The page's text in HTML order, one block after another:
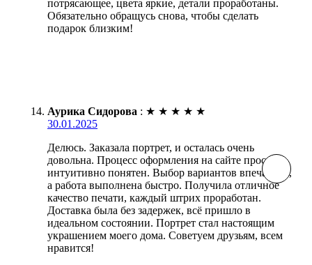
потрясающее, цвета яркие, детали проработаны.
Обязательно обращусь снова, чтобы сделать
подарок близким!
Аурика Сидорова : ★ ★ ★ ★ ★
30.01.2025
Делюсь. Заказала портрет, и осталась очень
довольна. Процесс оформления на сайте прост и
интуитивно понятен. Выбор вариантов впечатлил,
а работа выполнена быстро. Получила отличное
качество печати, каждый штрих проработан.
Доставка была без задержек, всё пришло в
идеальном состоянии. Портрет стал настоящим
украшением моего дома. Советуем друзьям, всем
нравится!